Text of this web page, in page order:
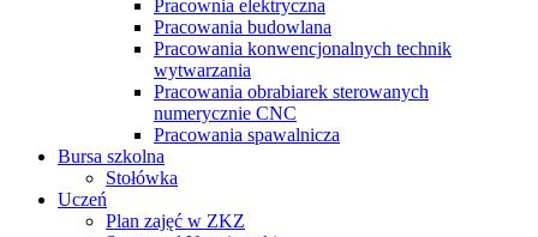
Pracownia elektryczna
Pracowania budowlana
Pracowania konwencjonalnych technik
wytwarzania
Pracowania obrabiarek sterowanych
numerycznie CNC
Pracowania spawalnicza
Bursa szkolna
Stołówka
Uczeń
Plan zajęć w ZKZ